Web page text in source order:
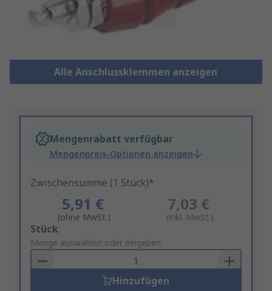
Alle Anschlussklemmen anzeigen
Mengenrabatt verfügbar
Mengenpreis-Optionen anzeigen
Zwischensumme (1 Stück)*
5,91 €
(ohne MwSt.)
7,03 €
(inkl. MwSt.)
Add
to
Basket
Stück
Menge auswählen oder eingeben
Hinzufügen